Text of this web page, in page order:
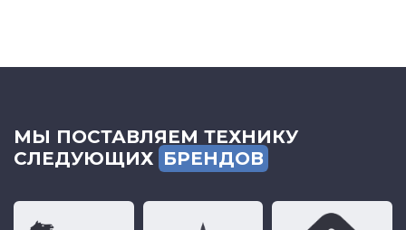
МЫ ПОСТАВЛЯЕМ ТЕХНИКУ
СЛЕДУЮЩИХ БРЕНДОВ